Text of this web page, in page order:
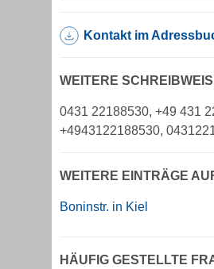
Kontakt im
WEITERE
0431 22188530, +49 431
+4943122188530,
WEITERE EINTRÄGE
Boninstr. in Kiel
HÄUFIG GESTELLTE